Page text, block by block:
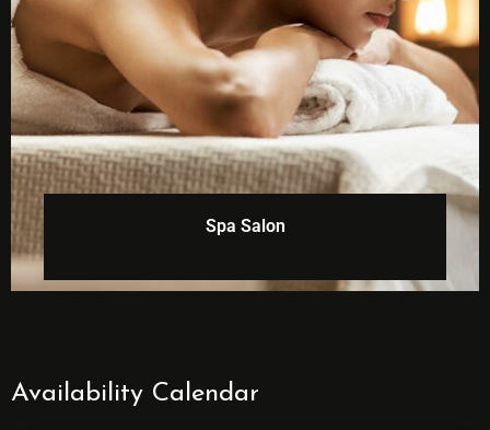
Spa Salon
Availability Calendar